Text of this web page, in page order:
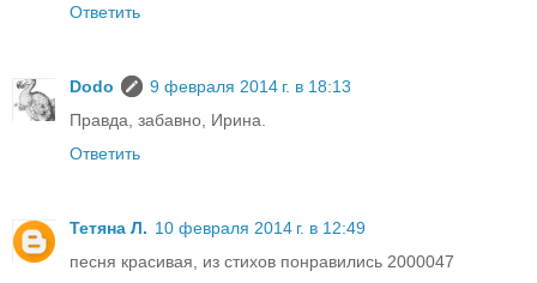
Ответить
Dodo
9 февраля 2014 г. в 18:13
Правда, забавно, Ирина.
Ответить
Тетяна Л. 10 февраля 2014 г. в 12:49
песня красивая, из стихов понравились 2000047